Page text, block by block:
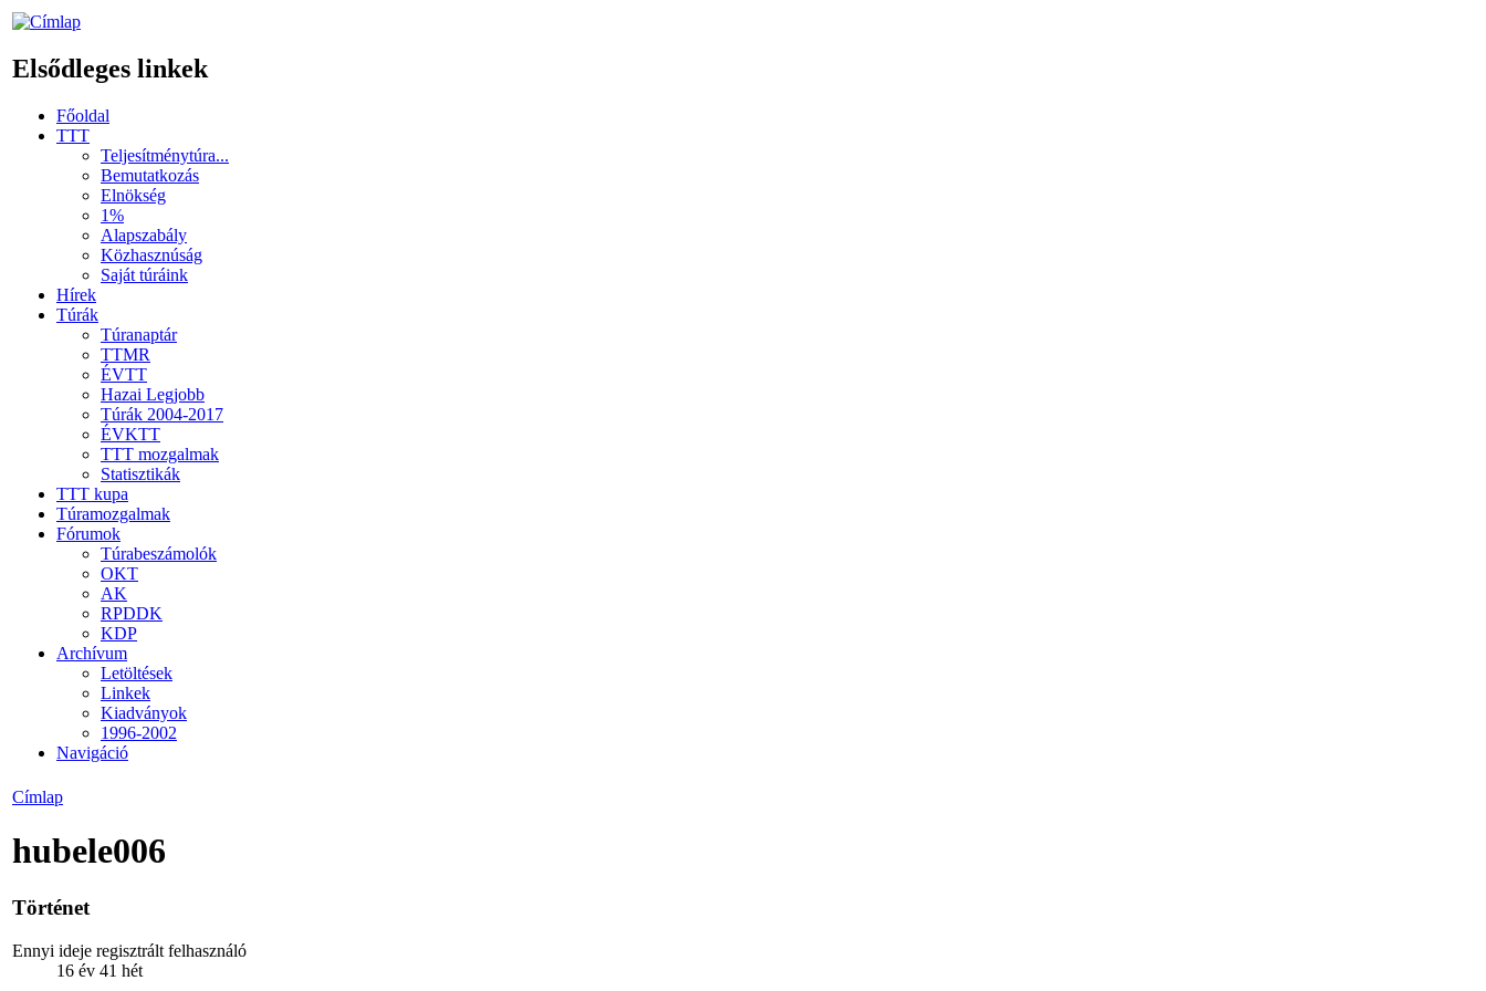
Elsődleges linkek
Főoldal
TTT
Teljesítménytúra...
Bemutatkozás
Elnökség
1%
Alapszabály
Közhasznúság
Saját túráink
Hírek
Túrák
Túranaptár
TTMR
ÉVTT
Hazai Legjobb
Túrák 2004-2017
ÉVKTT
TTT mozgalmak
Statisztikák
TTT kupa
Túramozgalmak
Fórumok
Túrabeszámolók
OKT
AK
RPDDK
KDP
Archívum
Letöltések
Linkek
Kiadványok
1996-2002
Navigáció
Címlap
hubele006
Történet
Ennyi ideje regisztrált felhasználó
16 év 41 hét